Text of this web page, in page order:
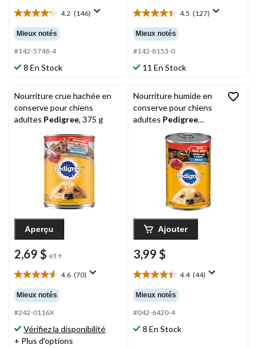
4.2 (146)
4.2
étoile(s)
sur
5.
146
évaluations
Mieux notés
#142-5748-4
8 En Stock
4.5 (127)
4.5
étoile(s)
sur
5.
127
évaluations
Mieux notés
#142-8153-0
11 En Stock
Nourriture crue hachée en
conserve pour chiens
adultes Pedigree, 375 g
Aperçu
2,69 $ et+
4.6 (70)
4.6
étoile(s)
sur
5.
70
évaluations
Mieux notés
#242-0116X
Vérifiez la disponibilité
+ Plus d'options
Nourriture humide en
conserve pour chiens
adultes Pedigree
Coupes de choix en
sauce avec boeuf, 630
Ajouter
3,99 $
4.4 (44)
4.4
étoile(s)
sur
5.
44
évaluations
Mieux notés
#042-6420-4
8 En Stock